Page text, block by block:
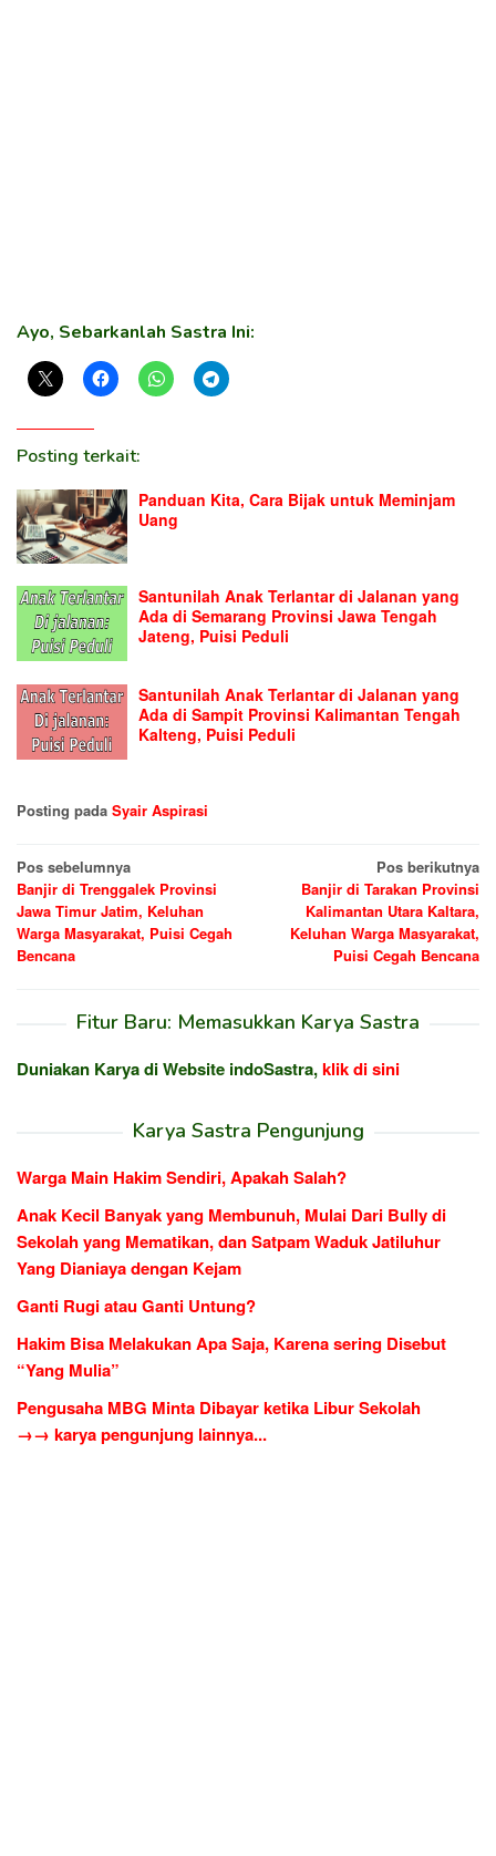
Ayo, Sebarkanlah Sastra Ini:
Posting terkait:
Panduan Kita, Cara Bijak untuk Meminjam
Uang
Santunilah Anak Terlantar di Jalanan yang
Ada di Semarang Provinsi Jawa Tengah
Jateng, Puisi Peduli
Santunilah Anak Terlantar di Jalanan yang
Ada di Sampit Provinsi Kalimantan Tengah
Kalteng, Puisi Peduli
Posting pada Syair Aspirasi
Navigasi
pos
Pos sebelumnya
Banjir di Trenggalek Provinsi
Jawa Timur Jatim, Keluhan
Warga Masyarakat, Puisi Cegah
Bencana
Pos berikutnya
Banjir di Tarakan Provinsi
Kalimantan Utara Kaltara,
Keluhan Warga Masyarakat,
Puisi Cegah Bencana
Fitur Baru: Memasukkan Karya Sastra
Duniakan Karya di Website indoSastra,klik di sini
Karya Sastra Pengunjung
Warga Main Hakim Sendiri, Apakah Salah?
Anak Kecil Banyak yang Membunuh, Mulai Dari Bully di
Sekolah yang Mematikan, dan Satpam Waduk Jatiluhur
Yang Dianiaya dengan Kejam
Ganti Rugi atau Ganti Untung?
Hakim Bisa Melakukan Apa Saja, Karena sering Disebut
“Yang Mulia”
Pengusaha MBG Minta Dibayar ketika Libur Sekolah
→→ karya pengunjung lainnya...